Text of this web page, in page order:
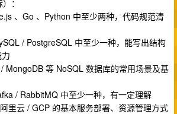
：
、Go 、Python 中至少两种，代码规范清
/ PostgreSQL 中至少一种，能写出结构
MongoDB 等 NoSQL 数据库的常用场景及基
/ RabbitMQ 中至少一种，有一定理解
里云 / GCP 的基本服务部署、资源管理方式